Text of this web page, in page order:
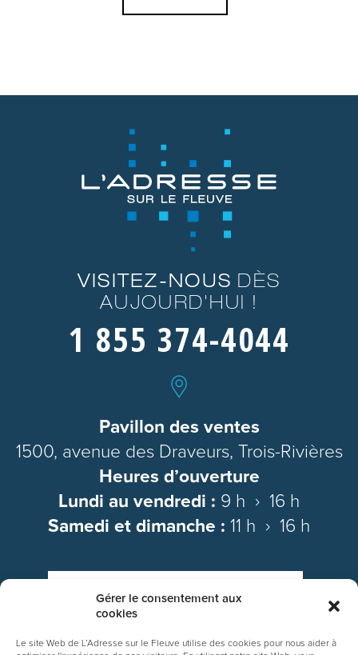
Gérer le consentement aux
cookies
Le site Web de L’Adresse sur le Fleuve utilise des cookies pour nous aider à
VISITEZ-NOUS DÈS
AUJOURD'HUI !
1 855 374-4044
Pavillon des ventes
1500, avenue des Draveurs, Trois-Rivières
Heures d’ouverture
Lundi au vendredi : 9 h › 16 h
Samedi et dimanche : 11 h › 16 h